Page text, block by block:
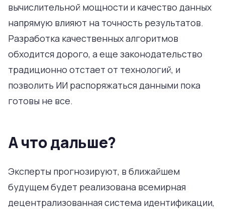
вычислительной мощности и качество данных
напрямую влияют на точность результатов.
Разработка качественных алгоритмов
обходится дорого, а еще законодательство
традиционно отстает от технологий, и
позволить ИИ распоряжаться данными пока
готовы не все.
А что дальше?
Эксперты прогнозируют, в ближайшем
будущем будет реализована всемирная
децентрализованная система идентификации,